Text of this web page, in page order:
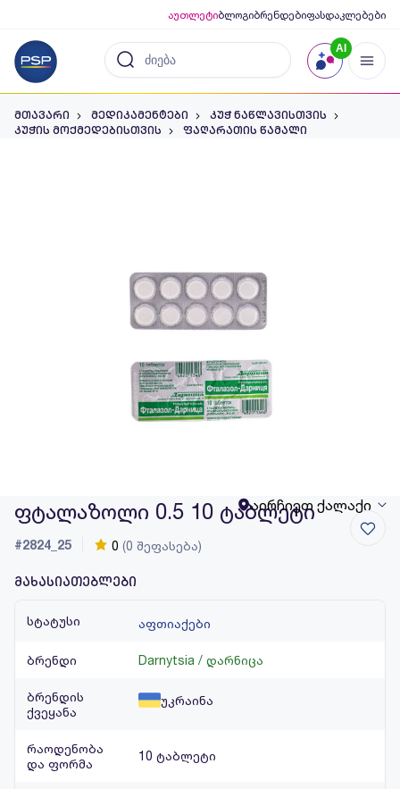
აუთლეტიბლოგიბრენდებიფასდაკლებები
AI
მთავარი მედიკამენტები
კუჭ ნაწლავისთვის
კუჭის მოქმედებისთვის
ფაღარათის წამალი
ფტალაზოლი 0.5 10 ტაბლეტი
#2824_25 0 (0 შეფასება)
მახასიათებლები
სტატუსი აფთიაქები
ბრენდი Darnytsia / დარნიცა
ბრენდის
ქვეყანა
უკრაინა
რაოდენობა
და ფორმა
10 ტაბლეტი
აირჩიეთ ქალაქი